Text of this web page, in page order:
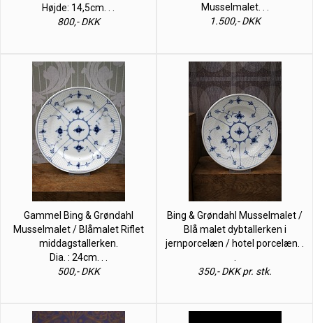
Højde: 14,5cm. . .
800,- DKK
Musselmalet. . .
1.500,- DKK
Gammel Bing & Grøndahl
Musselmalet / Blåmalet Riflet
middagstallerken.
Dia. : 24cm. . .
500,- DKK
Bing & Grøndahl Musselmalet /
Blå malet dybtallerken i
jernporcelæn / hotel porcelæn. .
350,- DKK pr. stk.